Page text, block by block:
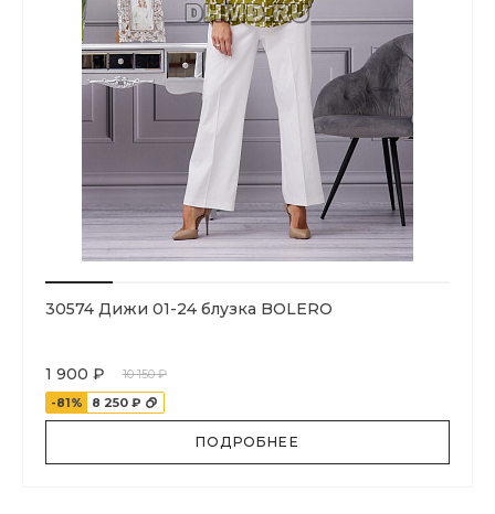
30574 Дижи 01-24 блузка BOLERO
1 900 ₽
10 150 ₽
-81%
8 250 ₽
ПОДРОБНЕЕ